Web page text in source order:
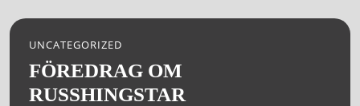
UNCATEGORIZED
FÖREDRAG OM
RUSSHINGSTAR